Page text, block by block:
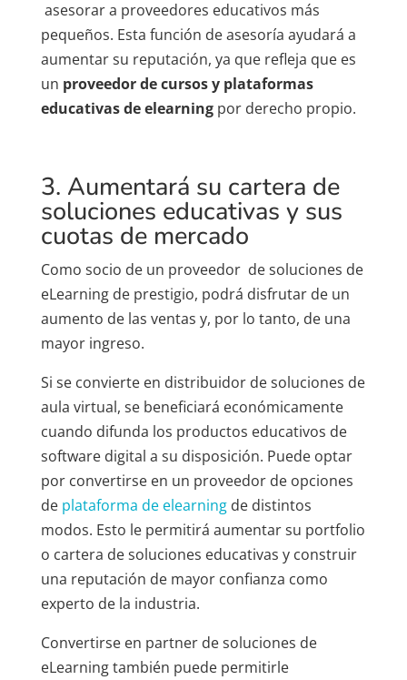
asesorar a proveedores educativos más
pequeños. Esta función de asesoría ayudará a
aumentar su reputación, ya que refleja que es
un proveedor de cursos y plataformas
educativas de elearningpor derecho propio.
3. Aumentará su cartera de
soluciones educativas y sus
cuotas de mercado
Como socio de un proveedor de soluciones de
eLearning de prestigio, podrá disfrutar de un
aumento de las ventas y, por lo tanto, de una
mayor ingreso.
Si se convierte en distribuidor de soluciones de
aula virtual, se beneficiará económicamente
cuando difunda los productos educativos de
software digital a su disposición. Puede optar
por convertirse en un proveedor de opciones
de plataforma de elearningde distintos
modos. Esto le permitirá aumentar su portfolio
o cartera de soluciones educativas y construir
una reputación de mayor confianza como
experto de la industria.
Convertirse en partner de soluciones de
eLearning también puede permitirle